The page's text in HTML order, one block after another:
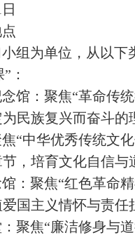
组为单位，从以
：
馆：聚焦“革命传
民族复兴而奋斗的
“中华优秀传统文
，培育文化自信与
：聚焦“红色革命
国主义情怀与责任
聚焦“廉洁修身与